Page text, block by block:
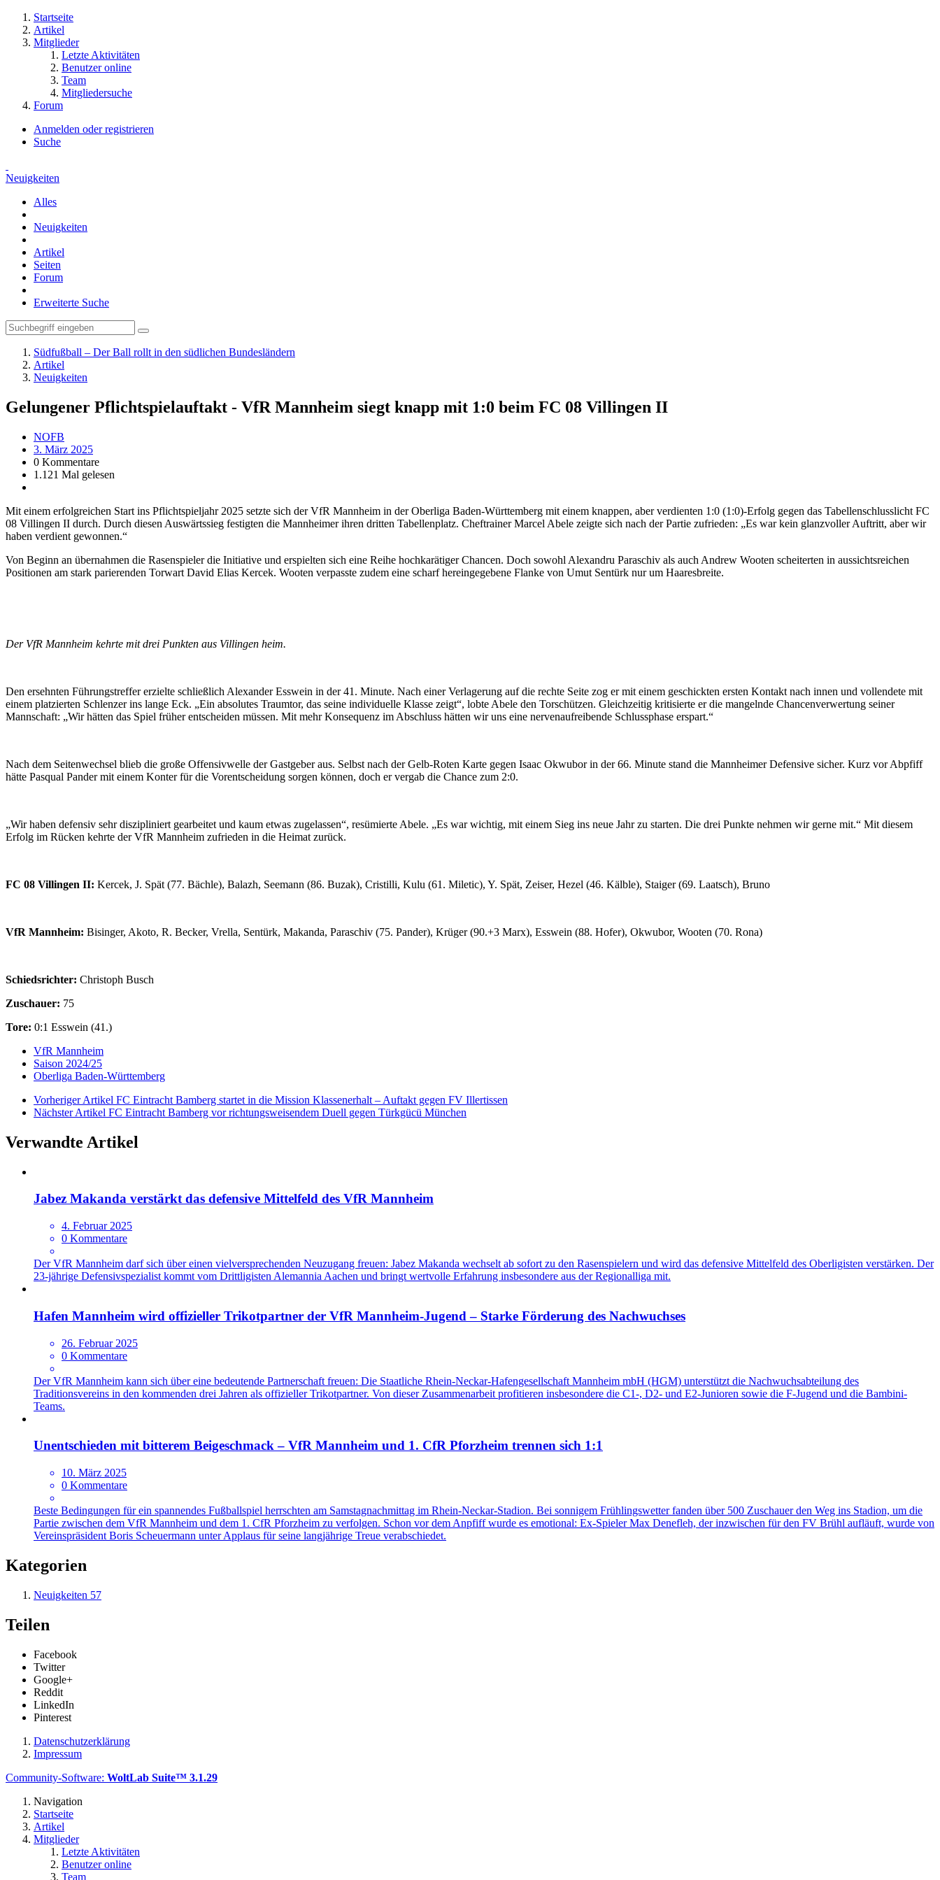
Startseite
Artikel
Mitglieder
Letzte Aktivitäten
Benutzer online
Team
Mitgliedersuche
Forum
Anmelden oder registrieren
Suche
Neuigkeiten
Alles
Neuigkeiten
Artikel
Seiten
Forum
Erweiterte Suche
Südfußball – Der Ball rollt in den südlichen Bundesländern
Artikel
Neuigkeiten
Gelungener Pflichtspielauftakt - VfR Mannheim siegt knapp mit 1:0 beim FC 08 Villingen II
NOFB
3. März 2025
0 Kommentare
1.121 Mal gelesen
Mit einem erfolgreichen Start ins Pflichtspieljahr 2025 setzte sich der VfR Mannheim in der Oberliga Baden-Württemberg mit einem knappen, aber verdienten 1:0 (1:0)-Erfolg gegen das Tabellenschlusslicht FC
08 Villingen II durch. Durch diesen Auswärtssieg festigten die Mannheimer ihren dritten Tabellenplatz. Cheftrainer Marcel Abele zeigte sich nach der Partie zufrieden: „Es war kein glanzvoller Auftritt, aber wir
haben verdient gewonnen.“
Von Beginn an übernahmen die Rasenspieler die Initiative und erspielten sich eine Reihe hochkarätiger Chancen. Doch sowohl Alexandru Paraschiv als auch Andrew Wooten scheiterten in aussichtsreichen
Positionen am stark parierenden Torwart David Elias Kercek. Wooten verpasste zudem eine scharf hereingegebene Flanke von Umut Sentürk nur um Haaresbreite.
Der VfR Mannheim kehrte mit drei Punkten aus Villingen heim.
Den ersehnten Führungstreffer erzielte schließlich Alexander Esswein in der 41. Minute. Nach einer Verlagerung auf die rechte Seite zog er mit einem geschickten ersten Kontakt nach innen und vollendete mit
einem platzierten Schlenzer ins lange Eck. „Ein absolutes Traumtor, das seine individuelle Klasse zeigt“, lobte Abele den Torschützen. Gleichzeitig kritisierte er die mangelnde Chancenverwertung seiner
Mannschaft: „Wir hätten das Spiel früher entscheiden müssen. Mit mehr Konsequenz im Abschluss hätten wir uns eine nervenaufreibende Schlussphase erspart.“
Nach dem Seitenwechsel blieb die große Offensivwelle der Gastgeber aus. Selbst nach der Gelb-Roten Karte gegen Isaac Okwubor in der 66. Minute stand die Mannheimer Defensive sicher. Kurz vor Abpfiff
hätte Pasqual Pander mit einem Konter für die Vorentscheidung sorgen können, doch er vergab die Chance zum 2:0.
„Wir haben defensiv sehr diszipliniert gearbeitet und kaum etwas zugelassen“, resümierte Abele. „Es war wichtig, mit einem Sieg ins neue Jahr zu starten. Die drei Punkte nehmen wir gerne mit.“ Mit diesem
Erfolg im Rücken kehrte der VfR Mannheim zufrieden in die Heimat zurück.
FC 08 Villingen II: Kercek, J. Spät (77. Bächle), Balazh, Seemann (86. Buzak), Cristilli, Kulu (61. Miletic), Y. Spät, Zeiser, Hezel (46. Kälble), Staiger (69. Laatsch), Bruno
VfR Mannheim: Bisinger, Akoto, R. Becker, Vrella, Sentürk, Makanda, Paraschiv (75. Pander), Krüger (90.+3 Marx), Esswein (88. Hofer), Okwubor, Wooten (70. Rona)
Schiedsrichter: Christoph Busch
Zuschauer: 75
Tore: 0:1 Esswein (41.)
VfR Mannheim
Saison 2024/25
Oberliga Baden-Württemberg
Vorheriger Artikel FC Eintracht Bamberg startet in die Mission Klassenerhalt – Auftakt gegen FV Illertissen
Nächster Artikel FC Eintracht Bamberg vor richtungsweisendem Duell gegen Türkgücü München
Verwandte Artikel
Jabez Makanda verstärkt das defensive Mittelfeld des VfR Mannheim
4. Februar 2025
0 Kommentare
Der VfR Mannheim darf sich über einen vielversprechenden Neuzugang freuen: Jabez Makanda wechselt ab sofort zu den Rasenspielern und wird das defensive Mittelfeld des Oberligisten verstärken. Der
23-jährige Defensivspezialist kommt vom Drittligisten Alemannia Aachen und bringt wertvolle Erfahrung insbesondere aus der Regionalliga mit.
Hafen Mannheim wird offizieller Trikotpartner der VfR Mannheim-Jugend – Starke Förderung des Nachwuchses
26. Februar 2025
0 Kommentare
Der VfR Mannheim kann sich über eine bedeutende Partnerschaft freuen: Die Staatliche Rhein-Neckar-Hafengesellschaft Mannheim mbH (HGM) unterstützt die Nachwuchsabteilung des
Traditionsvereins in den kommenden drei Jahren als offizieller Trikotpartner. Von dieser Zusammenarbeit profitieren insbesondere die C1-, D2- und E2-Junioren sowie die F-Jugend und die Bambini-
Teams.
Unentschieden mit bitterem Beigeschmack – VfR Mannheim und 1. CfR Pforzheim trennen sich 1:1
10. März 2025
0 Kommentare
Beste Bedingungen für ein spannendes Fußballspiel herrschten am Samstagnachmittag im Rhein-Neckar-Stadion. Bei sonnigem Frühlingswetter fanden über 500 Zuschauer den Weg ins Stadion, um die
Partie zwischen dem VfR Mannheim und dem 1. CfR Pforzheim zu verfolgen. Schon vor dem Anpfiff wurde es emotional: Ex-Spieler Max Denefleh, der inzwischen für den FV Brühl aufläuft, wurde von
Vereinspräsident Boris Scheuermann unter Applaus für seine langjährige Treue verabschiedet.
Kategorien
Neuigkeiten 57
Teilen
Facebook
Twitter
Google+
Reddit
LinkedIn
Pinterest
Datenschutzerklärung
Impressum
Community-Software: WoltLab Suite™ 3.1.29
Navigation
Startseite
Artikel
Mitglieder
Letzte Aktivitäten
Benutzer online
Team